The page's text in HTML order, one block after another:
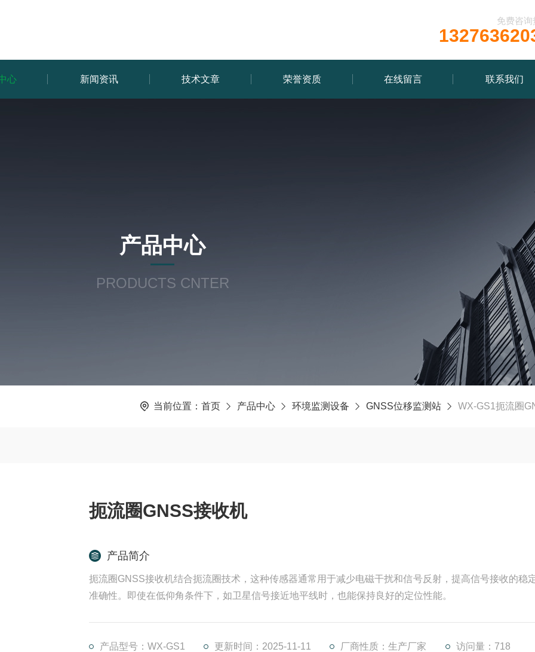
免费咨询
心 新闻资讯 技术文章 荣誉资质 在线留言 联系我们
产品中心
PRODUCTS CNTER
当前位置： 首页 产品中心 环境监测设备 GNSS位移监测站 WX-GS1扼流圈
扼流圈GNSS接收机
产品简介
扼流圈GNSS接收机结合扼流圈技术，这种传感器通常用于减少电磁干扰和信号反射，提高信号接收的稳
准确性。即使在低仰角条件下，如卫星信号接近地平线时，也能保持良好的定位性能。
产品型号：WX-GS1 更新时间：2025-11-11 厂商性质：生产厂家 访问量：718